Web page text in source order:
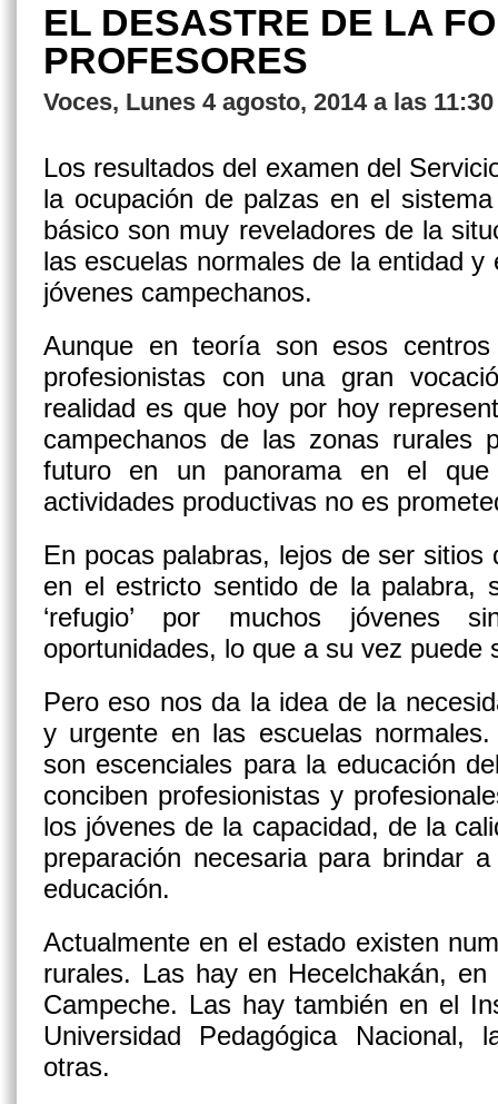
EL DESASTRE DE LA
PROFESORES
Voces, Lunes 4 agosto, 2014 a las
Los resultados del examen del
la ocupación de palzas en el
básico son muy reveladores de la
las escuelas normales de la entidad
jóvenes campechanos.
Aunque en teoría son esos
profesionistas con una gran
realidad es que hoy por hoy
campechanos de las zonas rurales
futuro en un panorama en el
actividades productivas no es
En pocas palabras, lejos de ser
en el estricto sentido de la palabra,
‘refugio’ por muchos jóvenes
oportunidades, lo que a su vez puede
Pero eso nos da la idea de la
y urgente en las escuelas
son escenciales para la educación
conciben profesionistas y
los jóvenes de la capacidad, de la
preparación necesaria para brindar
educación.
Actualmente en el estado existen
rurales. Las hay en Hecelchakán,
Campeche. Las hay también en el
Universidad Pedagógica Nacional,
otras.